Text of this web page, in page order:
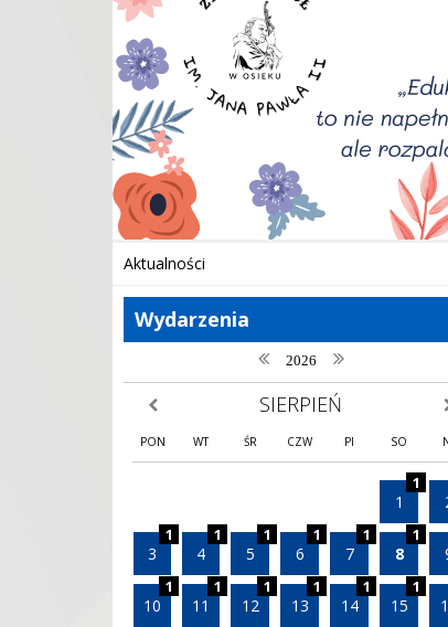
Aktualności
Wydarzenia
poprzedni rok
2026 następny rok
poprzedni miesiąc SIERPIEŃ
PON WT ŚR CZW PI SO
1
1
3
1
4
1
5
1
6
1
7
1
8
1
10
1
11
1
12
1
13
1
14
1
15
1